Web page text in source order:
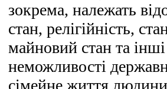
зокрема, належать
стан, релігійність,
майновий стан та
неможливості
сімейне життя